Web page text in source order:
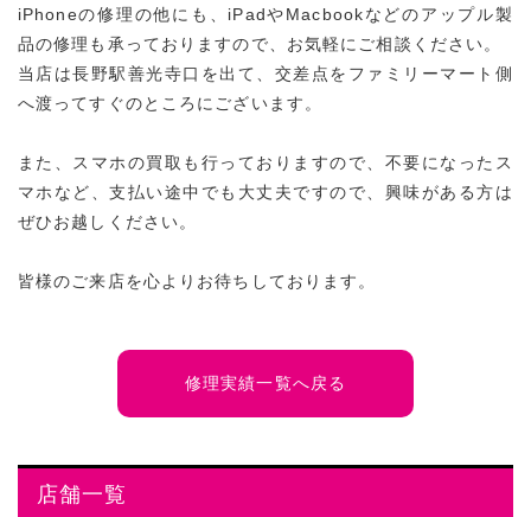
iPhoneの修理の他にも、iPadやMacbookなどのアップル製
品の修理も承っておりますので、お気軽にご相談ください。
当店は長野駅善光寺口を出て、交差点をファミリーマート側
へ渡ってすぐのところにございます。
また、スマホの買取も行っておりますので、不要になったス
マホなど、支払い途中でも大丈夫ですので、興味がある方は
ぜひお越しください。
皆様のご来店を心よりお待ちしております。
修理実績一覧へ戻る
店舗一覧